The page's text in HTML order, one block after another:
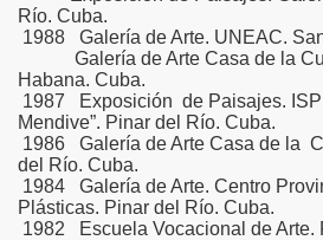
Río. Cuba.
1988 Galería de Arte. UNEAC.
Galería de Arte Casa de la
Habana. Cuba.
1987 Exposición de Paisajes. ISP
Mendive”. Pinar del Río. Cuba.
1986 Galería de Arte Casa de la
del Río. Cuba.
1984 Galería de Arte. Centro
Plásticas. Pinar del Río. Cuba.
1982 Escuela Vocacional de Arte.